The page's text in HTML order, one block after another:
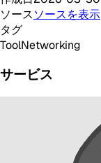
ソースソースを表示
タグ
ToolNetworking
サービス